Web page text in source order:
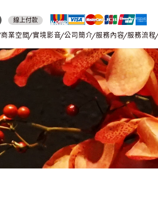
線上付款
商業空間 實境影音 公司簡介 服務內容 服務流程